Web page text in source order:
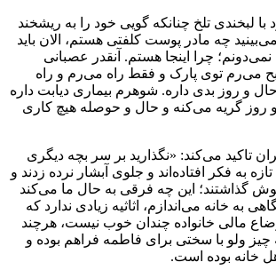
لبخندی تلخ چنانکه گویی خود را به ریشخند
چه مادر پوست کلفتی هستم، الان باید
نمی‌دونم؛ چرا اینجا هستم. آنقدر عصبانی
می‌رم توی پارک و فقط راه می‌رم و راه
و روز بدی داره. شوهرم بیماری دیابت داره
روز گریه می‌کنه و حال و حوصله هیچ کاری
تاکید می‌کند: «نگذارید بر سر بچه دیگری
تازه به فکر افتاده‌اند و جلوی آبشار نرده زدند و
گذاشتند؛ این چه فرقی به حال ما می‌کند
به خانه می‌اندازم، اثاثیه زیادی ندارد که
مالی خانواده چندان خوب نیست، هرچند
چیز ولو با سختی برای فاطمه فراهم بوده و
خانه بوده است.